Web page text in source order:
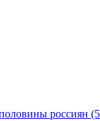
россиян